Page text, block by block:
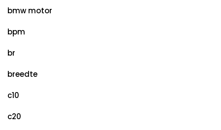
bmw motor
bpm
br
breedte
c10
c20